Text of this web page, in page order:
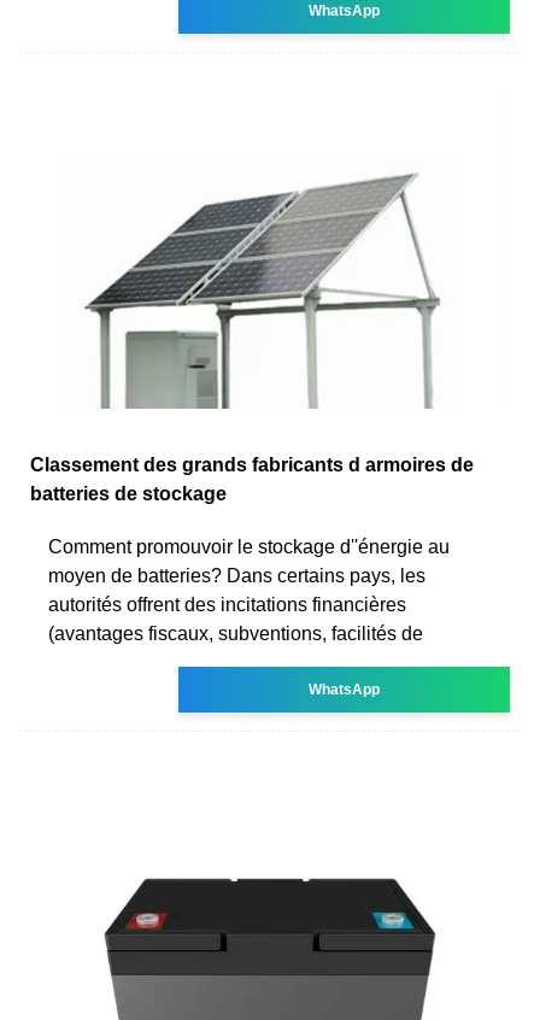
WhatsApp
Classement des grands fabricants d armoires de
batteries de stockage
Comment promouvoir le stockage d''énergie au
moyen de batteries? Dans certains pays, les
autorités offrent des incitations financières
(avantages fiscaux, subventions, facilités de
WhatsApp